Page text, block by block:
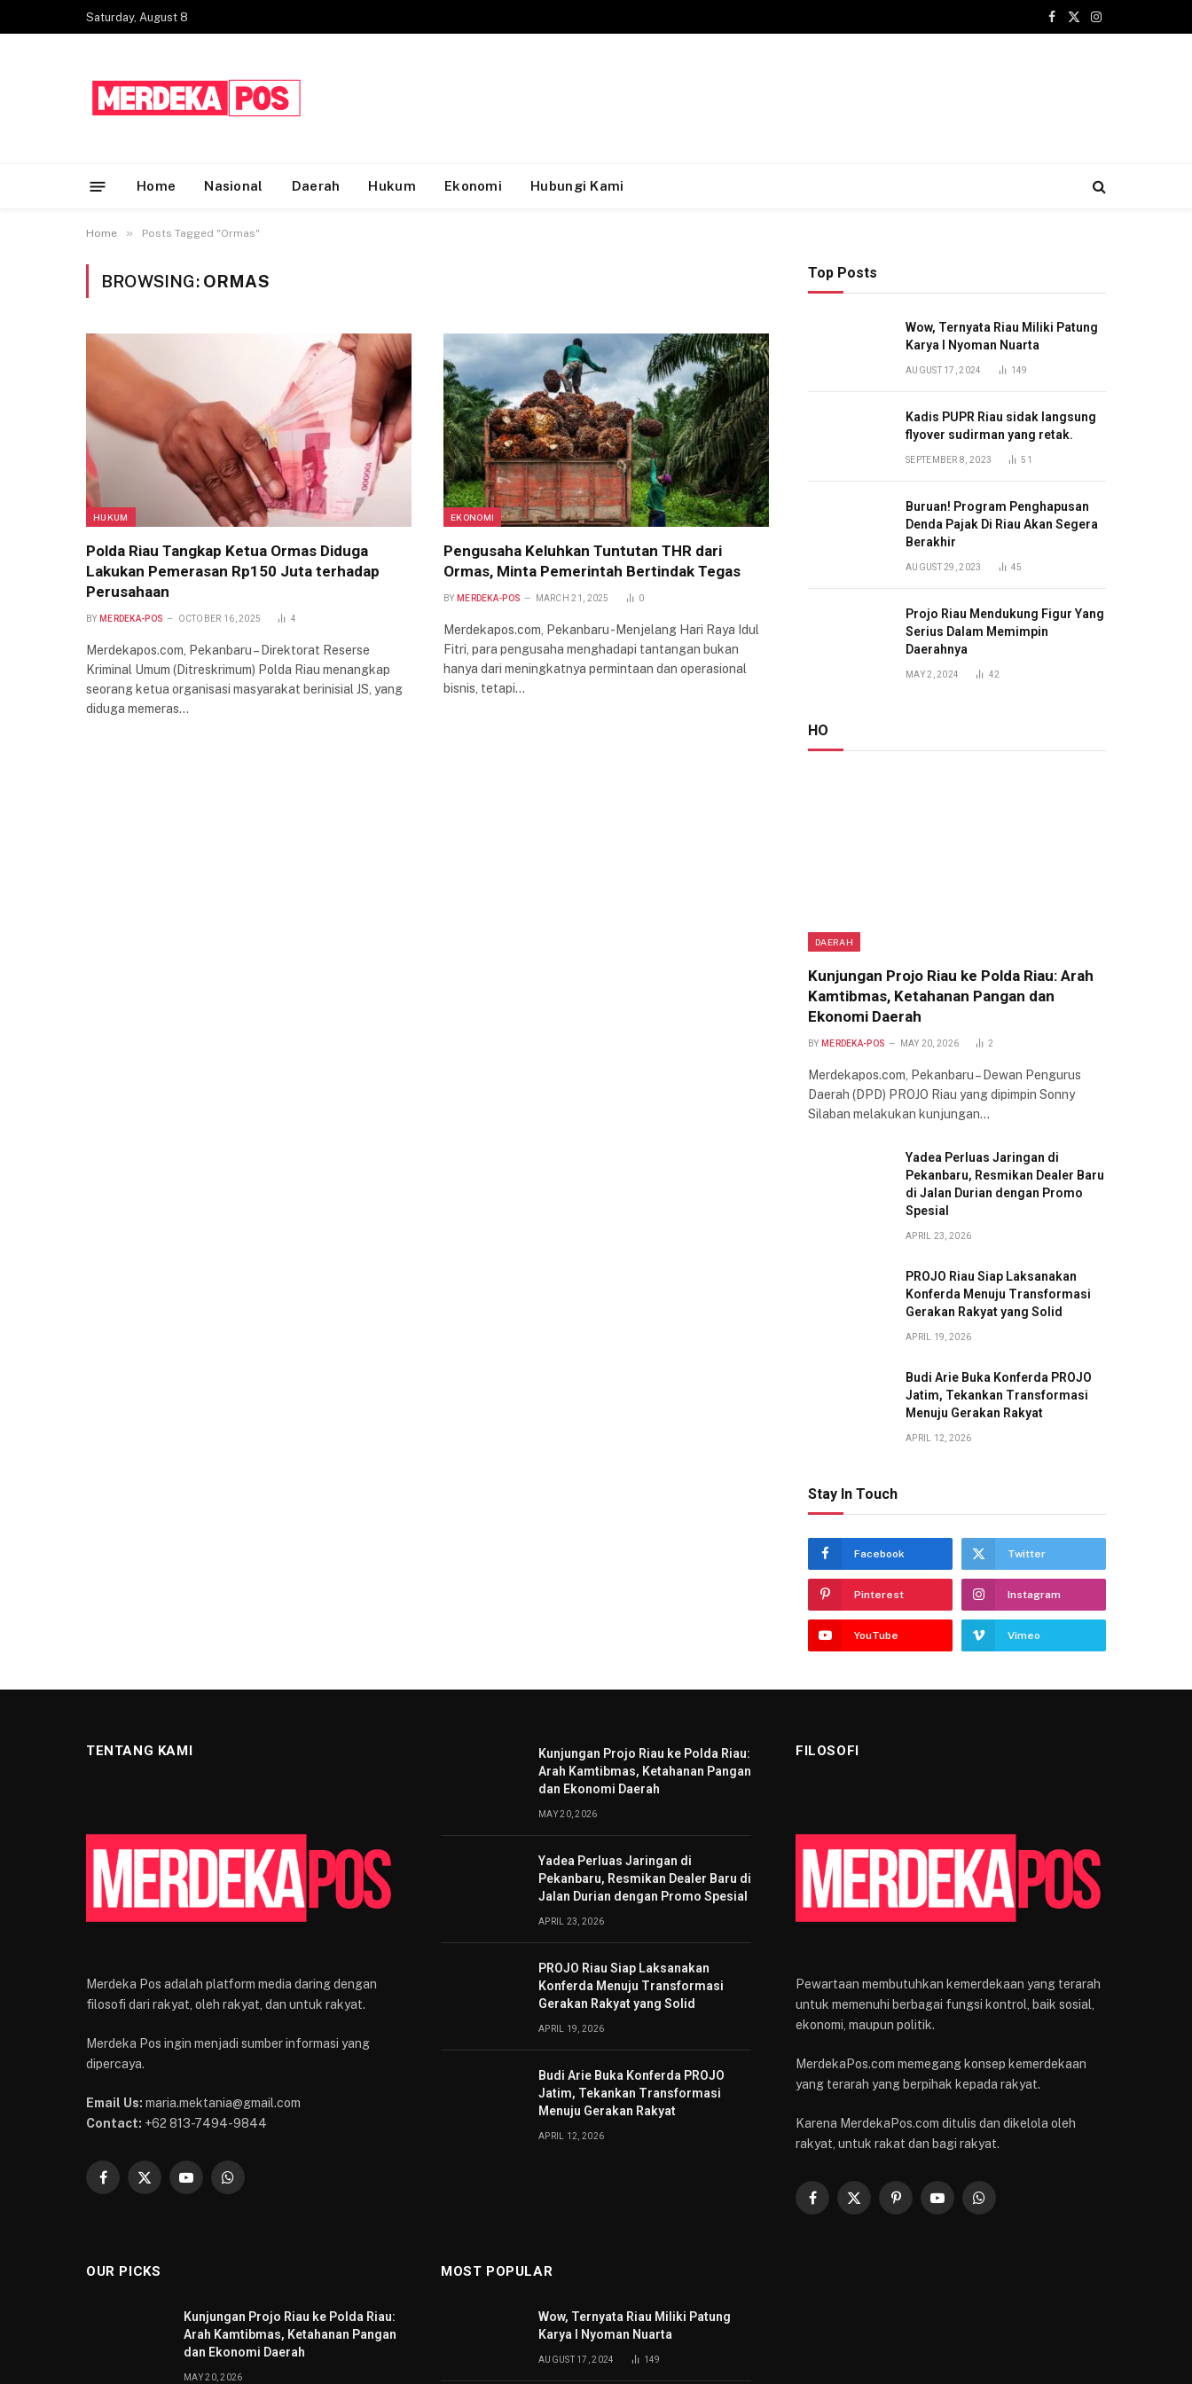
Saturday, August 8
Facebook
X
Instagram
Home Nasional Daerah Hukum Ekonomi Hubungi Kami
Home » Posts Tagged "Ormas"
BROWSING: ORMAS
HUKUM
Polda Riau Tangkap Ketua Ormas Diduga
Lakukan Pemerasan Rp150 Juta terhadap
Perusahaan
BY MERDEKA-POS OCTOBER 16, 2025 4
Merdekapos.com, Pekanbaru – Direktorat Reserse
Kriminal Umum (Ditreskrimum) Polda Riau menangkap
seorang ketua organisasi masyarakat berinisial JS, yang
diduga memeras…
EKONOMI
Pengusaha Keluhkan Tuntutan THR dari
Ormas, Minta Pemerintah Bertindak Tegas
BY MERDEKA-POS MARCH 21, 2025 0
Merdekapos.com, Pekanbaru -Menjelang Hari Raya Idul
Fitri, para pengusaha menghadapi tantangan bukan
hanya dari meningkatnya permintaan dan operasional
bisnis, tetapi…
Top Posts
Wow, Ternyata Riau Miliki Patung
Karya I Nyoman Nuarta
AUGUST 17, 2024 149
Kadis PUPR Riau sidak langsung
flyover sudirman yang retak.
SEPTEMBER 8, 2023 51
Buruan! Program Penghapusan
Denda Pajak Di Riau Akan Segera
Berakhir
AUGUST 29, 2023 45
Projo Riau Mendukung Figur Yang
Serius Dalam Memimpin
Daerahnya
MAY 2, 2024 42
HO
DAERAH
Kunjungan Projo Riau ke Polda Riau: Arah
Kamtibmas, Ketahanan Pangan dan
Ekonomi Daerah
BY MERDEKA-POS MAY 20, 2026 2
Merdekapos.com, Pekanbaru – Dewan Pengurus
Daerah (DPD) PROJO Riau yang dipimpin Sonny
Silaban melakukan kunjungan…
Yadea Perluas Jaringan di
Pekanbaru, Resmikan Dealer Baru
di Jalan Durian dengan Promo
Spesial
APRIL 23, 2026
PROJO Riau Siap Laksanakan
Konferda Menuju Transformasi
Gerakan Rakyat yang Solid
APRIL 19, 2026
Budi Arie Buka Konferda PROJO
Jatim, Tekankan Transformasi
Menuju Gerakan Rakyat
APRIL 12, 2026
Stay In Touch
Facebook Twitter
Pinterest Instagram
YouTube Vimeo
TENTANG KAMI
Merdeka Pos adalah platform media daring dengan
filosofi dari rakyat, oleh rakyat, dan untuk rakyat.
Merdeka Pos ingin menjadi sumber informasi yang
dipercaya.
Email Us: maria.mektania@gmail.com
Contact: +62 813-7494-9844
Facebook
X
YouTubeWhatsApp
Kunjungan Projo Riau ke Polda Riau:
Arah Kamtibmas, Ketahanan Pangan
dan Ekonomi Daerah
MAY 20, 2026
Yadea Perluas Jaringan di
Pekanbaru, Resmikan Dealer Baru di
Jalan Durian dengan Promo Spesial
APRIL 23, 2026
PROJO Riau Siap Laksanakan
Konferda Menuju Transformasi
Gerakan Rakyat yang Solid
APRIL 19, 2026
Budi Arie Buka Konferda PROJO
Jatim, Tekankan Transformasi
Menuju Gerakan Rakyat
APRIL 12, 2026
FILOSOFI
Pewartaan membutuhkan kemerdekaan yang terarah
untuk memenuhi berbagai fungsi kontrol, baik sosial,
ekonomi, maupun politik.
MerdekaPos.com memegang konsep kemerdekaan
yang terarah yang berpihak kepada rakyat.
Karena MerdekaPos.com ditulis dan dikelola oleh
rakyat, untuk rakat dan bagi rakyat.
Facebook
X
PinterestYouTubeWhatsApp
OUR PICKS
Kunjungan Projo Riau ke Polda Riau:
Arah Kamtibmas, Ketahanan Pangan
dan Ekonomi Daerah
MAY 20, 2026
MOST POPULAR
Wow, Ternyata Riau Miliki Patung
Karya I Nyoman Nuarta
AUGUST 17, 2024 149